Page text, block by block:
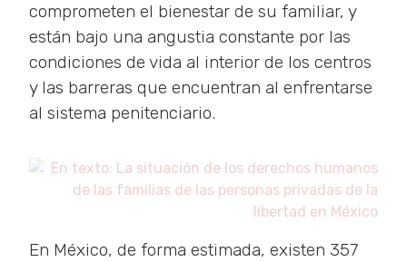
comprometen el bienestar de su familiar, y
están bajo una angustia constante por las
condiciones de vida al interior de los centros
y las barreras que encuentran al enfrentarse
al sistema penitenciario.
En México, de forma estimada, existen 357